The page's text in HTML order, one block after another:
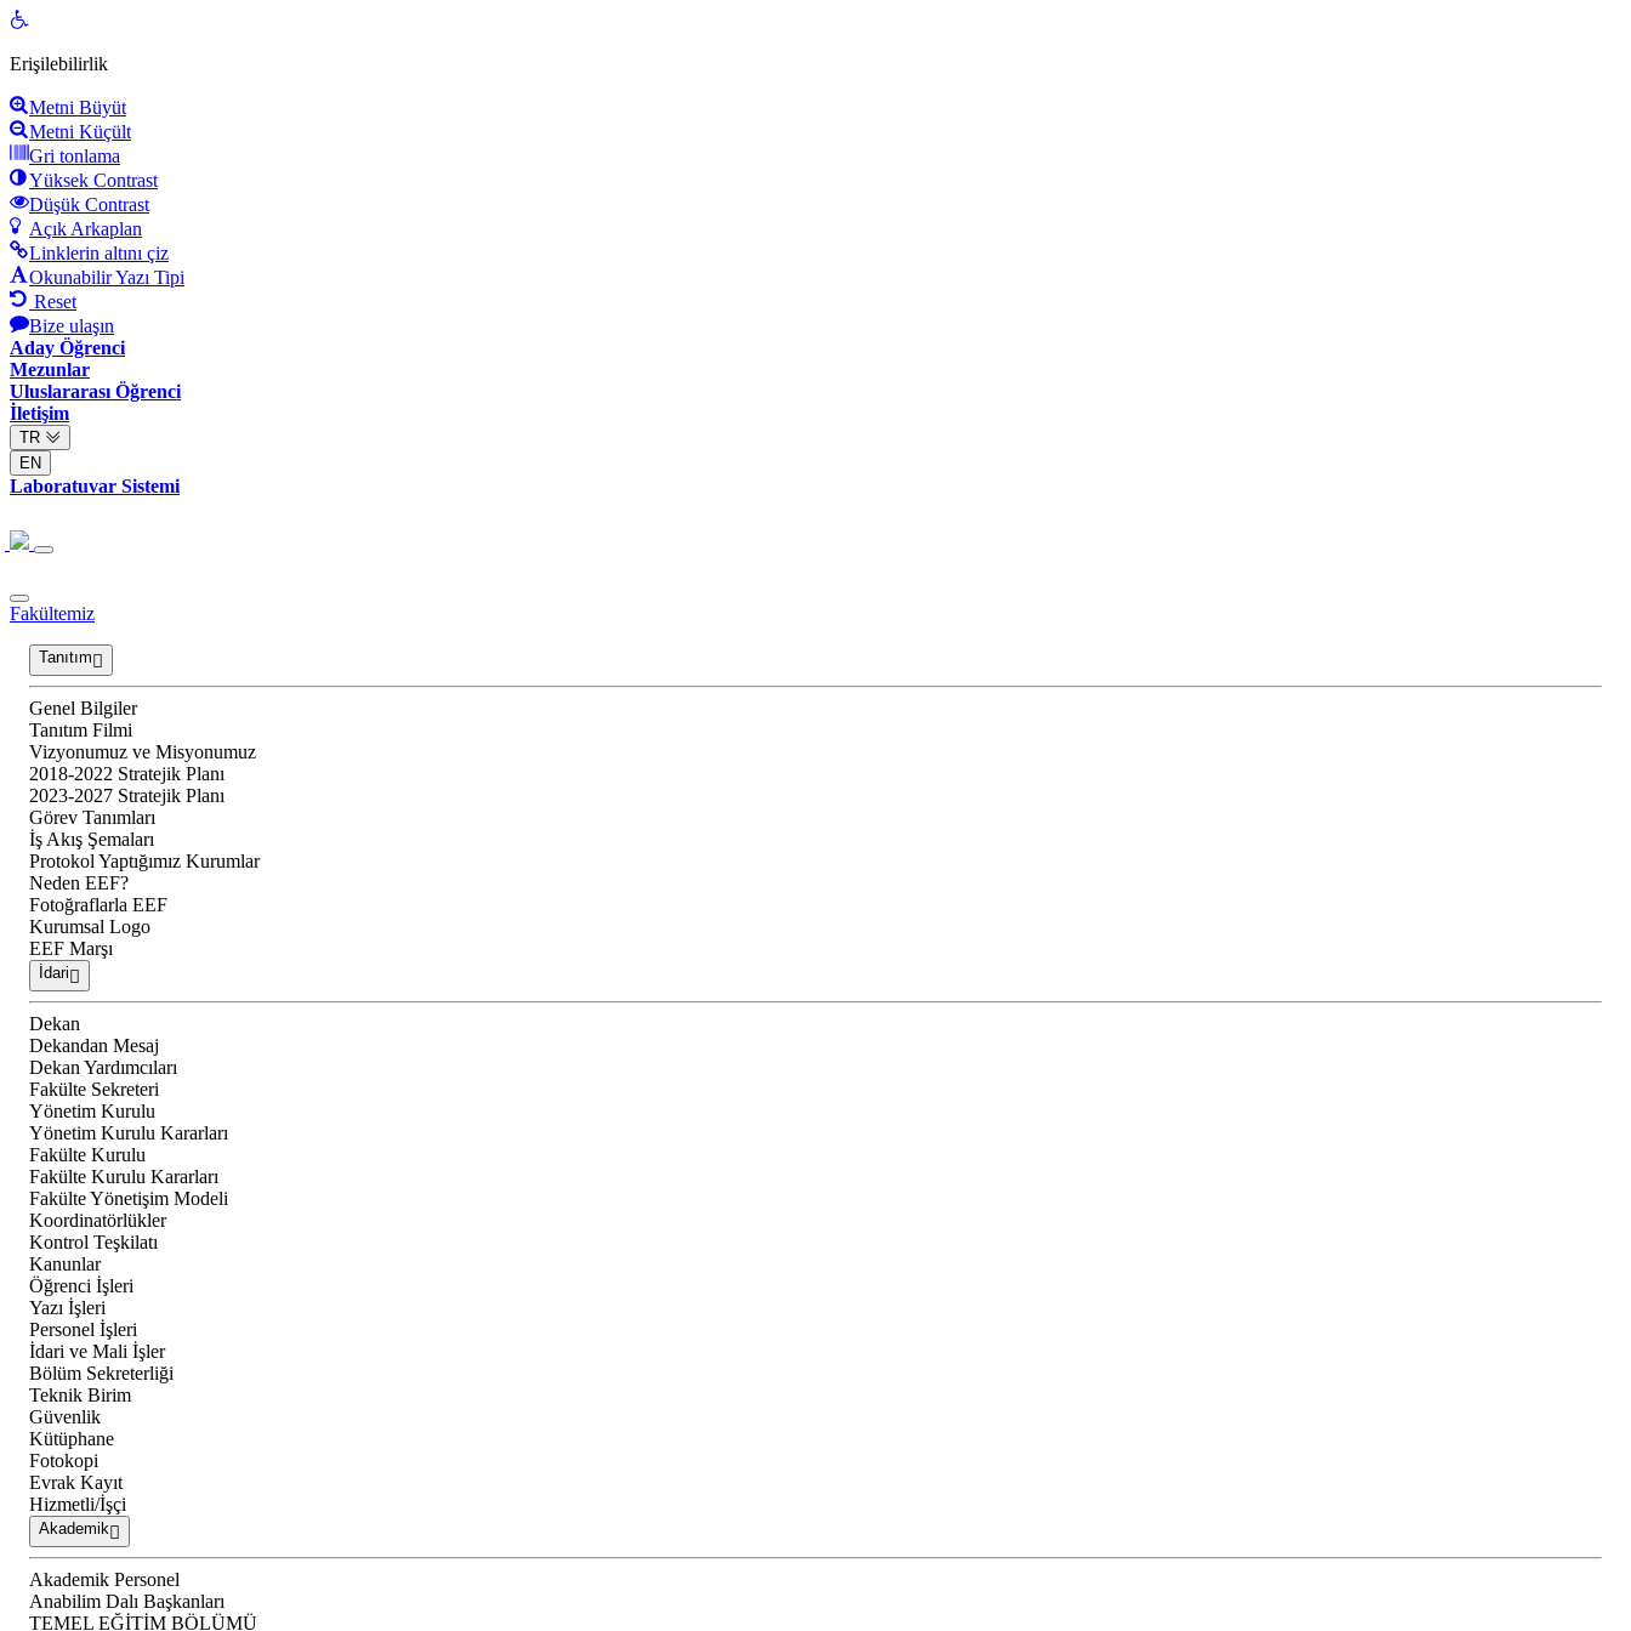
Open
Erişilebilirlik
Metni Büyüt
Metni Küçült
Gri tonlama
Yüksek Contrast
Düşük Contrast
Açık Arkaplan
Linklerin altını çiz
Okunabilir Yazı Tipi
Reset
Bize ulaşın
Aday Öğrenci
Mezunlar
Uluslararası Öğrenci
İletişim
TR
EN
Laboratuvar Sistemi
Fakültemiz
Tanıtım
Genel Bilgiler
Tanıtım Filmi
Vizyonumuz ve Misyonumuz
2018-2022 Stratejik Planı
2023-2027 Stratejik Planı
Görev Tanımları
İş Akış Şemaları
Protokol Yaptığımız Kurumlar
Neden EEF?
Fotoğraflarla EEF
Kurumsal Logo
EEF Marşı
İdari
Dekan
Dekandan Mesaj
Dekan Yardımcıları
Fakülte Sekreteri
Yönetim Kurulu
Yönetim Kurulu Kararları
Fakülte Kurulu
Fakülte Kurulu Kararları
Fakülte Yönetişim Modeli
Koordinatörlükler
Kontrol Teşkilatı
Kanunlar
Öğrenci İşleri
Yazı İşleri
Personel İşleri
İdari ve Mali İşler
Bölüm Sekreterliği
Teknik Birim
Güvenlik
Kütüphane
Fotokopi
Evrak Kayıt
Hizmetli/İşçi
Akademik
Akademik Personel
Anabilim Dalı Başkanları
TEMEL EĞİTİM BÖLÜMÜ